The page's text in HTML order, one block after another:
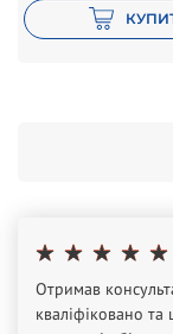
Отримав
кваліфіковано